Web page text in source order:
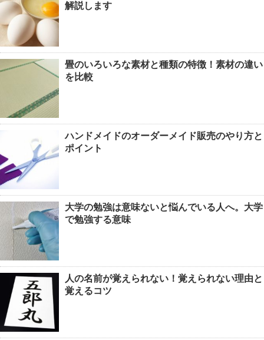
解説します
畳のいろいろな素材と種類の特徴！素材の違い
を比較
ハンドメイドのオーダーメイド販売のやり方と
ポイント
大学の勉強は意味ないと悩んでいる人へ。大学
で勉強する意味
人の名前が覚えられない！覚えられない理由と
覚えるコツ